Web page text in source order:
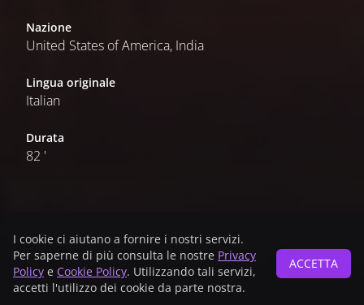
Nazione
United States of America, India
Lingua originale
Italian
Durata
82 '
I cookie ci aiutano a fornire i nostri servizi.
Per saperne di più consulta le nostre Privacy
Policy e Cookie Policy. Utilizzando tali servizi,
accetti l'utilizzo dei cookie da parte nostra.
ACCETTA